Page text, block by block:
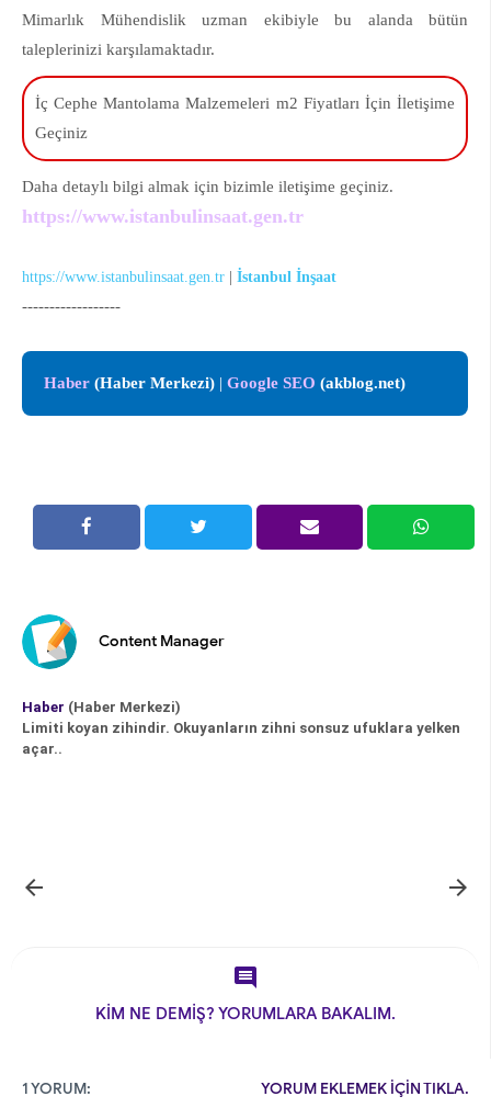
Mimarlık Mühendislik uzman ekibiyle bu alanda bütün
taleplerinizi karşılamaktadır.
İç Cephe Mantolama Malzemeleri m2 Fiyatları İçin İletişime
Geçiniz
Daha detaylı bilgi almak için bizimle iletişime geçiniz.
https://www.istanbulinsaat.gen.tr
https://www.istanbulinsaat.gen.tr | İstanbul İnşaat
------------------
Haber (Haber Merkezi) | Google SEO (akblog.net)
Content Manager
Haber (Haber Merkezi)
Limiti koyan zihindir. Okuyanların zihni sonsuz ufuklara yelken
açar..
 

KİM NE DEMİŞ? YORUMLARA BAKALIM.
YORUM EKLEMEK İÇİN TIKLA.
1 YORUM: